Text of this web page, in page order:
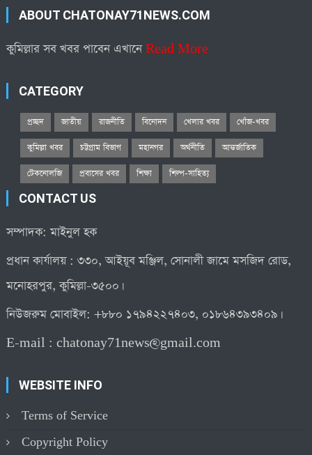
ABOUT CHATONAY71NEWS.COM
কুমিল্লার সব খবর পাবেন এখানেRead More
CATEGORY
প্রচ্ছদ জাতীয় রাজনীতি বিনোদন খেলার খবর খোঁজ-খবর
কুমিল্লা খবর চট্টগ্রাম বিভাগ মহানগর অর্থনীতি আন্তর্জাতিক
টেকনোলজি প্রবাসের খবর শিক্ষা শিল্প-সাহিত্য
CONTACT US
সম্পাদক: মাইনুল হক
প্রধান কার্যালয় : ৩৩০, আইয়ূব মঞ্জিল, সোনালী জামে মসজিদ রোড,
মনোহরপুর, কুমিল্লা-৩৫০০।
নিউজরুম মোবাইল: +৮৮০ ১৭৯৪২২৭৪০৩, ০১৮৬৪৩৯৩৪০৯।
E-mail :chatonay71news@gmail.com
WEBSITE INFO
Terms of Service
Copyright Policy